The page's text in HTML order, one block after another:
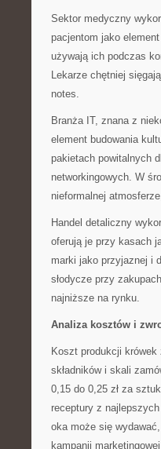
Sektor medyczny
pacjentom jako
używają ich podczas
Lekarze chętniej
notes.
Branża IT, znana z
element budowania
pakietach powitalnych
networkingowych. W
nieformalnej
Handel detaliczny
oferują je przy kasach
marki jako przyjaznej i
słodycze przy
najniższe na rynku.
Analiza kosztów i
Koszt produkcji
składników i skali
0,15 do 0,25 zł za
receptury z
oka może się
kampanii